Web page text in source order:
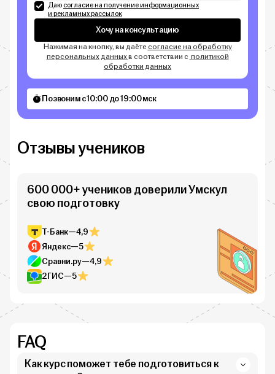
Даюсогласие на получение информационных
и рекламных рассылок
Хочу на консультацию
Нажимая на кнопку, вы даётесогласие на обработку
персональных данныхв соответствии с политикой
обработки данных
Позвоним с 10:00 до 19:00 мск
Отзывы учеников
600 000+ учеников доверили Умскул
свою подготовку
Т-Банк—4,9
Яндекс—5
Сравни.ру—4,9
2ГИС—5
FAQ
Как курс поможет тебе подготовиться к